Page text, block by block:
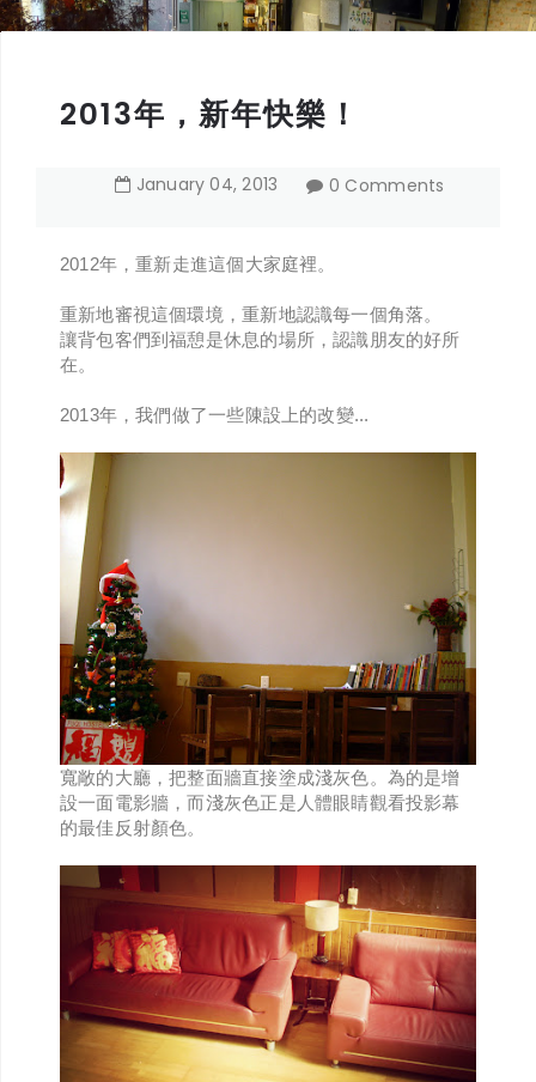
2013年，新年快樂！
January 04,2013 0 Comments
2012年，重新走進這個大家庭裡。
重新地審視這個環境，重新地認識每一個角落。
讓背包客們到福憩是休息的場所，認識朋友的好所
在。
2013年，我們做了一些陳設上的改變...
寬敞的大廳，把整面牆直接塗成淺灰色。為的是增
設一面電影牆，而淺灰色正是人體眼睛觀看投影幕
的最佳反射顏色。